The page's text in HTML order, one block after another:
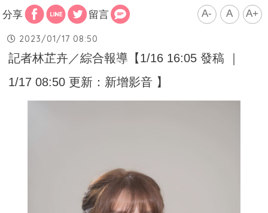
分享 留言 A- A A+
2023/01/17 08:50
記者林芷卉／綜合報導【1/16 16:05 發稿 ｜
1/17 08:50 更新：新增影音 】